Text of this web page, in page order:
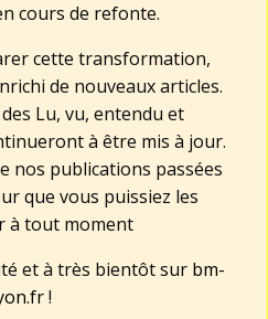
cours de refonte.
cette transformation,
de nouveaux articles.
Lu, vu, entendu et
à être mis à jour.
nos publications passées
que vous puissiez les
à tout moment
et à très bientôt sur bm-
!